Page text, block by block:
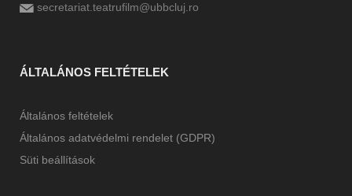
secretariat.teatrufilm@ubbcluj.ro
ÁLTALÁNOS FELTÉTELEK
Általános feltételek
Általános adatvédelmi rendelet (GDPR)
Süti beállítások